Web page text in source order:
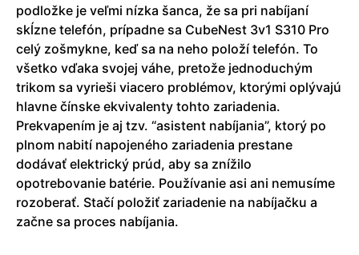
podložke je veľmi nízka šanca, že sa pri nabíjaní
skĺzne telefón, prípadne sa CubeNest 3v1 S310 Pro
celý zošmykne, keď sa na neho položí telefón. To
všetko vďaka svojej váhe, pretože jednoduchým
trikom sa vyrieši viacero problémov, ktorými oplývajú
hlavne čínske ekvivalenty tohto zariadenia.
Prekvapením je aj tzv. “asistent nabíjania”, ktorý po
plnom nabití napojeného zariadenia prestane
dodávať elektrický prúd, aby sa znížilo
opotrebovanie batérie. Používanie asi ani nemusíme
rozoberať. Stačí položiť zariadenie na nabíjačku a
začne sa proces nabíjania.